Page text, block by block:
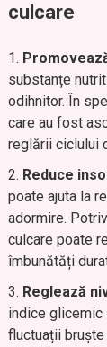
culcare
substanțe
odihnitor. În
care au fost
reglării ciclului
Reduce
poate ajuta la
adormire.
culcare poate
îmbunătăți
Reglează
indice glicemic
fluctuații